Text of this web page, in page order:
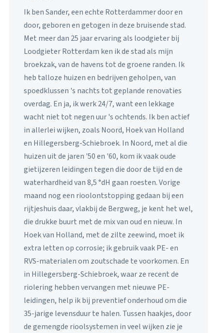
Ik ben Sander, een echte Rotterdammer door en
door, geboren en getogen in deze bruisende stad.
Met meer dan 25 jaar ervaring als loodgieter bij
Loodgieter Rotterdam ken ik de stad als mijn
broekzak, van de havens tot de groene randen. Ik
heb talloze huizen en bedrijven geholpen, van
spoedklussen 's nachts tot geplande renovaties
overdag. En ja, ik werk 24/7, want een lekkage
wacht niet tot negen uur 's ochtends. Ik ben actief
in allerlei wijken, zoals Noord, Hoek van Holland
en Hillegersberg-Schiebroek. In Noord, met al die
huizen uit de jaren '50 en '60, kom ik vaak oude
gietijzeren leidingen tegen die door de tijd en de
waterhardheid van 8,5 °dH gaan roesten. Vorige
maand nog een rioolontstopping gedaan bij een
rijtjeshuis daar, vlakbij de Bergweg, je kent het wel,
die drukke buurt met de mix van oud en nieuw. In
Hoek van Holland, met de zilte zeewind, moet ik
extra letten op corrosie; ik gebruik vaak PE- en
RVS-materialen om zoutschade te voorkomen. En
in Hillegersberg-Schiebroek, waar ze recent de
riolering hebben vervangen met nieuwe PE-
leidingen, help ik bij preventief onderhoud om die
35-jarige levensduur te halen. Tussen haakjes, door
de gemengde rioolsystemen in veel wijken zie je